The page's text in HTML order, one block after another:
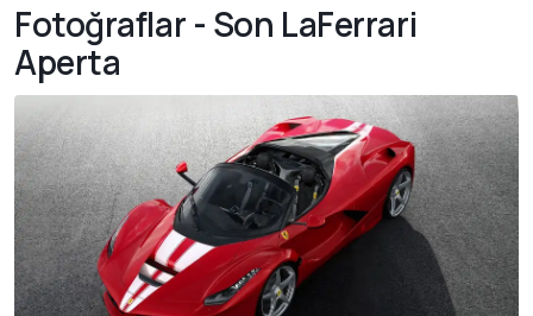
Fotoğraflar - Son LaFerrari
Aperta